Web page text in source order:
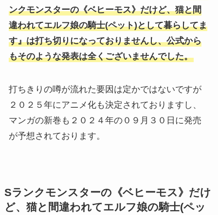
ンクモンスターの《ベヒーモス》だけど、猫と間
違われてエルフ娘の騎士(ペット)として暮らしてま
す』は打ち切りになっておりませんし、公式から
もそのような発表は全くございませんでした。
打ちきりの噂が流れた要因は定かではないですが
２０２５年にアニメ化も決定されておりますし、
マンガの新巻も２０２４年の０９月３０日に発売
が予想されております。
Sランクモンスターの《ベヒーモス》だけ
ど、猫と間違われてエルフ娘の騎士(ペッ